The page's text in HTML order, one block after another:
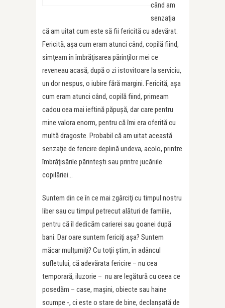
când am
senzaţia
că am uitat cum este să fii fericită cu adevărat.
Fericită, aşa cum eram atunci când, copilă fiind,
simţeam în îmbrăţisarea părinţilor mei ce
reveneau acasă, după o zi istovitoare la serviciu,
un dor nespus, o iubire fără margini. Fericită, aşa
cum eram atunci când, copilă fiind, primeam
cadou cea mai ieftină păpuşă, dar care pentru
mine valora enorm, pentru că îmi era oferită cu
multă dragoste. Probabil că am uitat această
senzaţie de fericire deplină undeva, acolo, printre
îmbrăţisările părinteşti sau printre jucăriile
copilăriei…
Suntem din ce în ce mai zgârciţi cu timpul nostru
liber sau cu timpul petrecut alături de familie,
pentru că îl dedicăm carierei sau goanei după
bani. Dar oare suntem fericiţi aşa? Suntem
măcar mulţumiţi? Cu toţii ştim, în adâncul
sufletului, că adevărata fericire – nu cea
temporară, iluzorie – nu are legătură cu ceea ce
posedăm – case, maşini, obiecte sau haine
scumpe -, ci este o stare de bine, declanşată de